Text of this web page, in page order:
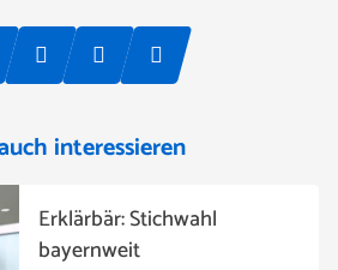
interessieren
Erklärbär: Stichwahl
bayernweit